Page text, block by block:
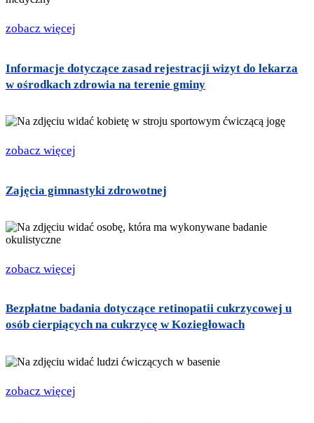
zobacz więcej
Informacje dotyczące zasad rejestracji wizyt do lekarza
w ośrodkach zdrowia na terenie gminy
zobacz więcej
Zajęcia gimnastyki zdrowotnej
zobacz więcej
Bezpłatne badania dotyczące retinopatii cukrzycowej u
osób cierpiących na cukrzycę w Koziegłowach
zobacz więcej